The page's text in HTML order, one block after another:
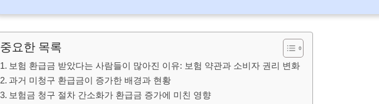
중요한 목록
보험 환급금 받았다는 사람들이 많아진 이유: 보험 약관과 소비자 권리 변화
과거 미청구 환급금이 증가한 배경과 현황
보험금 청구 절차 간소화가 환급금 증가에 미친 영향